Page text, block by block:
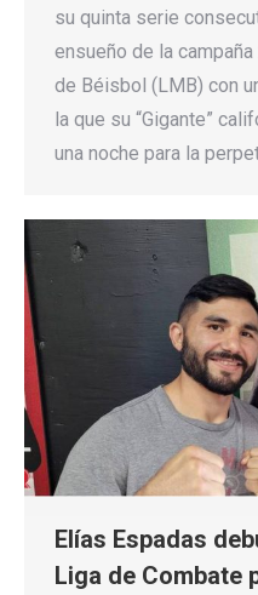
su quinta serie
ensueño de la
de Béisbol (LMB) con
la que su “Gigante”
una noche para la
Elías Espadas
Liga de Combate